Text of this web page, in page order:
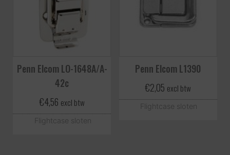
Penn Elcom LO-1648A/A-
42c
€4,56 excl btw
Flightcase sloten
Penn Elcom L1390
€2,05 excl btw
Flightcase sloten